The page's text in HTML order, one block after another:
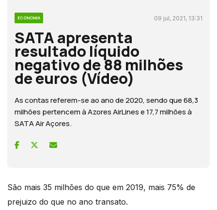
ECONOMIA 09 jul, 2021, 13:31
SATA apresenta
resultado líquido
negativo de 88 milhões
de euros (Vídeo)
As contas referem-se ao ano de 2020, sendo que 68,3
milhões pertencem à Azores AirLines e 17,7 milhões à
SATA Air Açores.
São mais 35 milhões do que em 2019, mais 75% de
prejuizo do que no ano transato.